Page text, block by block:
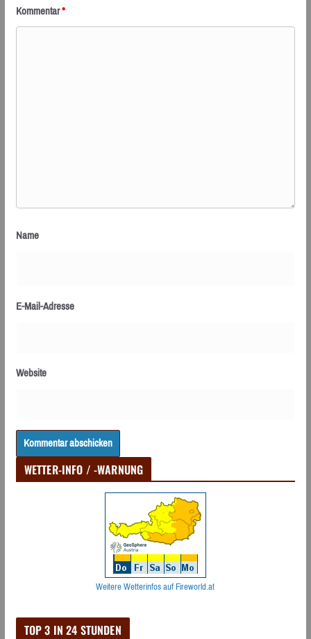
Kommentar*
Name
E-Mail-Adresse
Website
WETTER-INFO / -WARNUNG
Weitere Wetterinfos auf Fireworld.at
TOP 3 IN 24 STUNDEN